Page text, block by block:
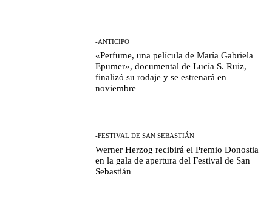
-ANTICIPO
«Perfume, una película de María Gabriela
Epumer», documental de Lucía S. Ruiz,
finalizó su rodaje y se estrenará en
noviembre
-FESTIVAL DE SAN SEBASTIÁN
Werner Herzog recibirá el Premio Donostia
en la gala de apertura del Festival de San
Sebastián